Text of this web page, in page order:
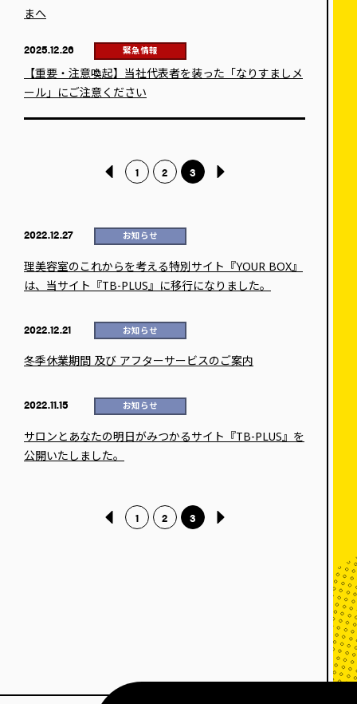
まへ
2025.12.26 緊急情報
【重要・注意喚起】当社代表者を装った「なりすましメ
ール」にご注意ください
1 2 3
2022.12.27 お知らせ
理美容室のこれからを考える特別サイト『YOUR BOX』
は、当サイト『TB-PLUS』に移行になりました。
2022.12.21 お知らせ
冬季休業期間 及び アフターサービスのご案内
2022.11.15 お知らせ
サロンとあなたの明日がみつかるサイト『TB-PLUS』を
公開いたしました。
1 2 3